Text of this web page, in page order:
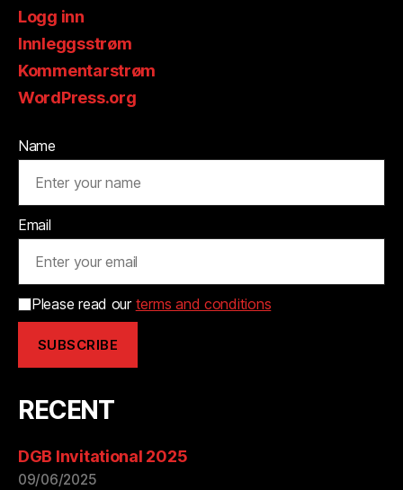
Logg inn
Innleggsstrøm
Kommentarstrøm
WordPress.org
Name
Email
Please read our terms and conditions
RECENT
DGB Invitational 2025
09/06/2025